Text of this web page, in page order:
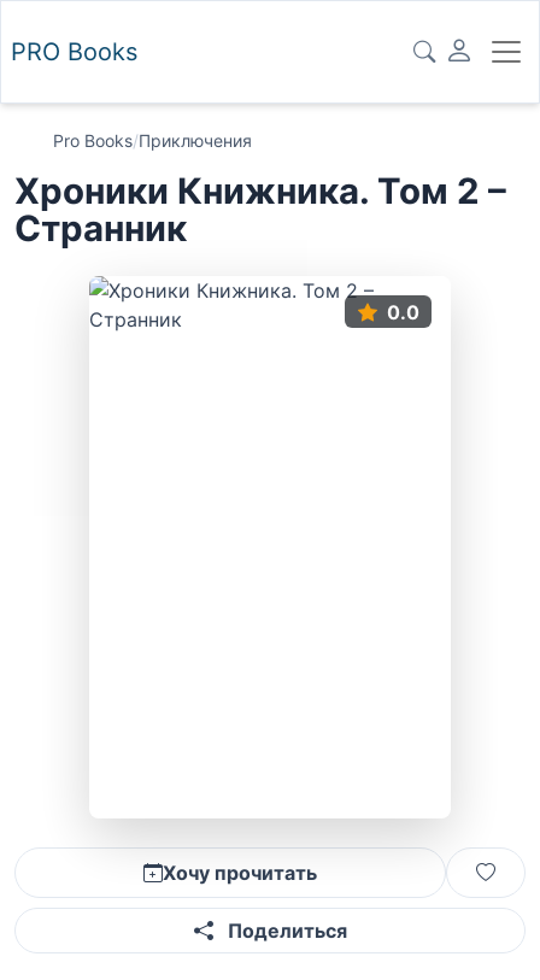
PRO Books
Pro Books/Приключения
Хроники Книжника. Том 2 –
Странник
0.0
Хочу прочитать
Поделиться